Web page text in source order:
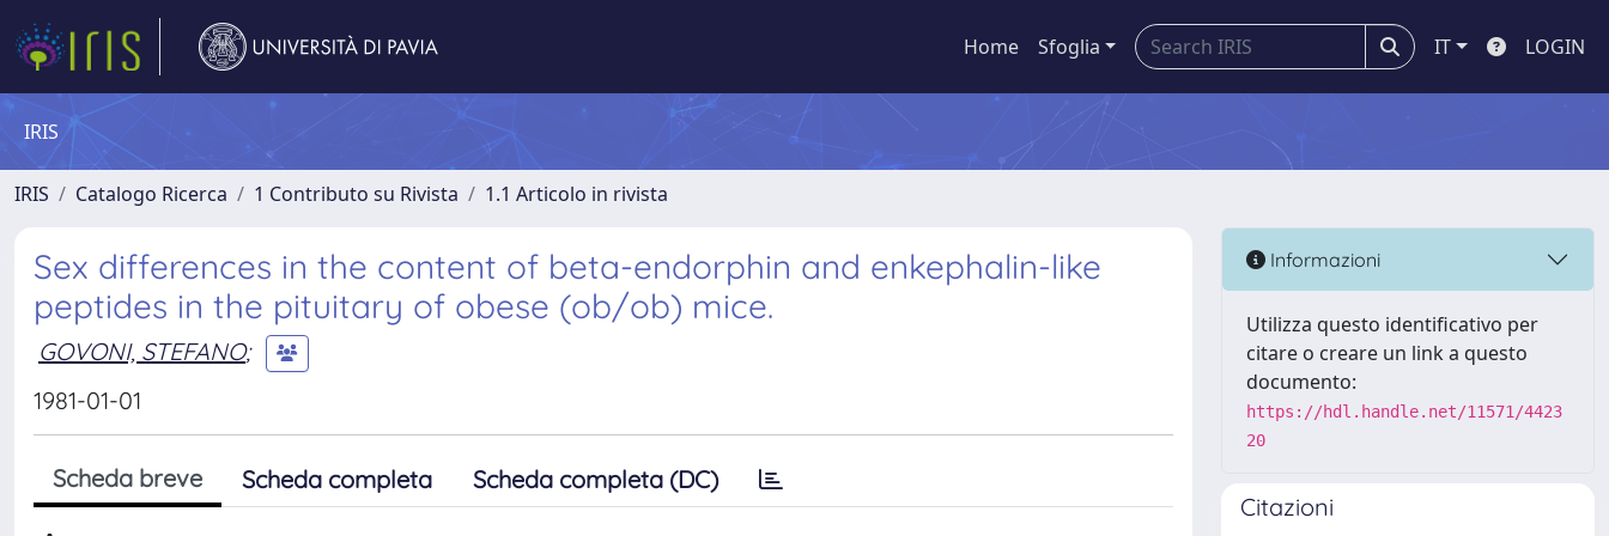
Home Sfoglia IT LOGIN
IRIS
IRIS Catalogo Ricerca 1 Contributo su Rivista 1.1 Articolo in rivista
Sex differences in the content of beta-endorphin and enkephalin-like
peptides in the pituitary of obese (ob/ob) mice.
GOVONI, STEFANO;
1981-01-01
Scheda breve Scheda completa Scheda completa (DC)
Informazioni
Utilizza questo identificativo per
citare o creare un link a questo
documento:
https://hdl.handle.net/11571/4423
20
Citazioni